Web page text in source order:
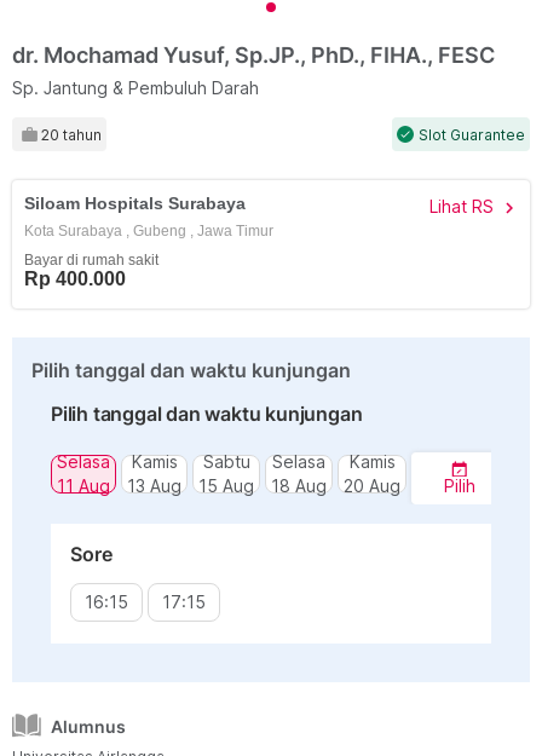
dr. Mochamad Yusuf, Sp.JP., PhD., FIHA., FESC
Sp. Jantung & Pembuluh Darah
20 tahun check Slot Guarantee
Siloam Hospitals Surabaya Lihat RS chevron_right
Kota Surabaya , Gubeng , Jawa Timur
Bayar di rumah sakit
Rp 400.000
Pilih tanggal dan waktu kunjungan
Pilih tanggal dan waktu kunjungan
Selasa
11 Aug
Kamis
13 Aug
Sabtu
15 Aug
Selasa
18 Aug
Kamis
20 Aug
Pilih
Sore
16:15 17:15
Alumnus